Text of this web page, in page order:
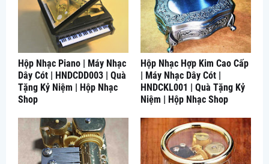
Hộp Nhạc Piano | Máy Nhạc
Dây Cót | HNDCDD003 | Quà
Tặng Kỷ Niệm | Hộp Nhạc
Shop
Hộp Nhạc Hợp Kim Cao Cấp
| Máy Nhạc Dây Cót |
HNDCKL001 | Quà Tặng Kỷ
Niệm | Hộp Nhạc Shop